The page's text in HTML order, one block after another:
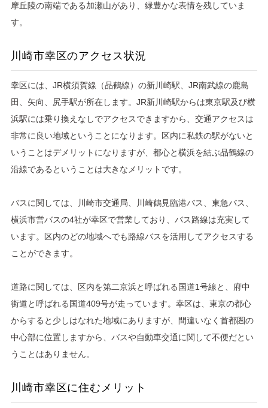
摩丘陵の南端である加瀬山があり、緑豊かな表情を残していま
す。
川崎市幸区のアクセス状況
幸区には、JR横須賀線（品鶴線）の新川崎駅、JR南武線の鹿島
田、矢向、尻手駅が所在します。JR新川崎駅からは東京駅及び横
浜駅には乗り換えなしでアクセスできますから、交通アクセスは
非常に良い地域ということになります。区内に私鉄の駅がないと
いうことはデメリットになりますが、都心と横浜を結ぶ品鶴線の
沿線であるということは大きなメリットです。
バスに関しては、川崎市交通局、川崎鶴見臨港バス、東急バス、
横浜市営バスの4社が幸区で営業しており、バス路線は充実して
います。区内のどの地域へでも路線バスを活用してアクセスする
ことができます。
道路に関しては、区内を第二京浜と呼ばれる国道1号線と、府中
街道と呼ばれる国道409号が走っています。幸区は、東京の都心
からすると少しはなれた地域にありますが、間違いなく首都圏の
中心部に位置しますから、バスや自動車交通に関して不便だとい
うことはありません。
川崎市幸区に住むメリット